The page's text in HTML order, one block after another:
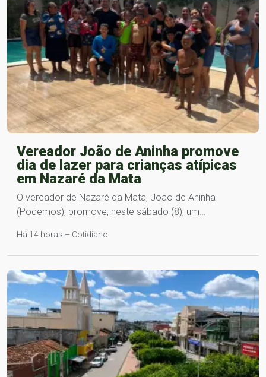
Vereador João de Aninha promove
dia de lazer para crianças atípicas
em Nazaré da Mata
O vereador de Nazaré da Mata, João de Aninha
(Podemos), promove, neste sábado (8), um…
Há 14 horas – Cotidiano